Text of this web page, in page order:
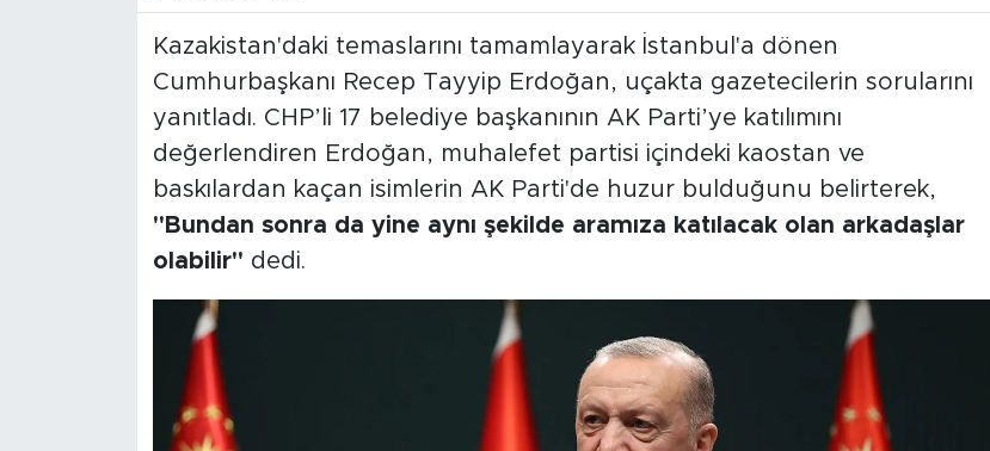
Kazakistan'daki temaslarını tamamlayarak İstanbul'a dönen
Cumhurbaşkanı Recep Tayyip Erdoğan, uçakta gazetecilerin sorularını
yanıtladı. CHP’li 17 belediye başkanının AK Parti’ye katılımını
değerlendiren Erdoğan, muhalefet partisi içindeki kaostan ve
baskılardan kaçan isimlerin AK Parti'de huzur bulduğunu belirterek,
"Bundan sonra da yine aynı şekilde aramıza katılacak olan arkadaşlar
olabilir" dedi.